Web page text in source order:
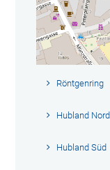
Röntgenring
Hubland Nord
Hubland Süd